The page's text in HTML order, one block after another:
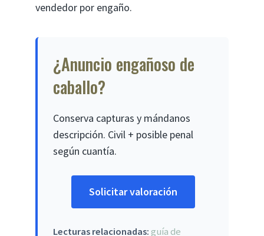
vendedor por engaño.
¿Anuncio engañoso de
caballo?
Conserva capturas y mándanos
descripción. Civil + posible penal
según cuantía.
Solicitar valoración
Lecturas relacionadas: guía de